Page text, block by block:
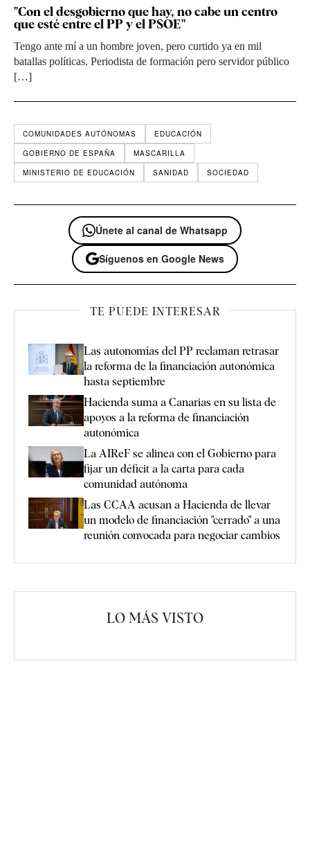
"Con el desgobierno que hay, no cabe un centro
que esté entre el PP y el PSOE"
Tengo ante mí a un hombre joven, pero curtido ya en mil
batallas políticas. Periodista de formación pero servidor público
[…]
COMUNIDADES AUTÓNOMAS
EDUCACIÓN
GOBIERNO DE ESPAÑA
MASCARILLA
MINISTERIO DE EDUCACIÓN
SANIDAD SOCIEDAD
Únete al canal de Whatsapp
Síguenos en Google News
TE PUEDE INTERESAR
Las autonomías del PP reclaman retrasar
la reforma de la financiación autonómica
hasta septiembre
Hacienda suma a Canarias en su lista de
apoyos a la reforma de financiación
autonómica
La AIReF se alinea con el Gobierno para
fijar un déficit a la carta para cada
comunidad autónoma
Las CCAA acusan a Hacienda de llevar
un modelo de financiación "cerrado" a una
reunión convocada para negociar cambios
LO MÁS VISTO